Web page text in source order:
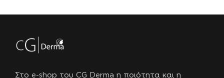
Στο e-shop του CG Derma η ποιότητα και η